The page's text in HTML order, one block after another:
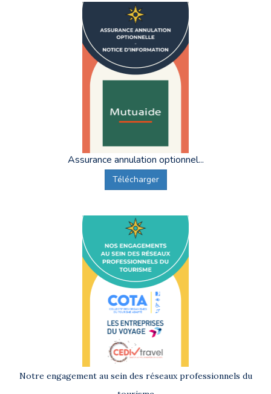
Assurance annulation optionnel...
Télécharger
Notre engagement au sein des réseaux professionnels du